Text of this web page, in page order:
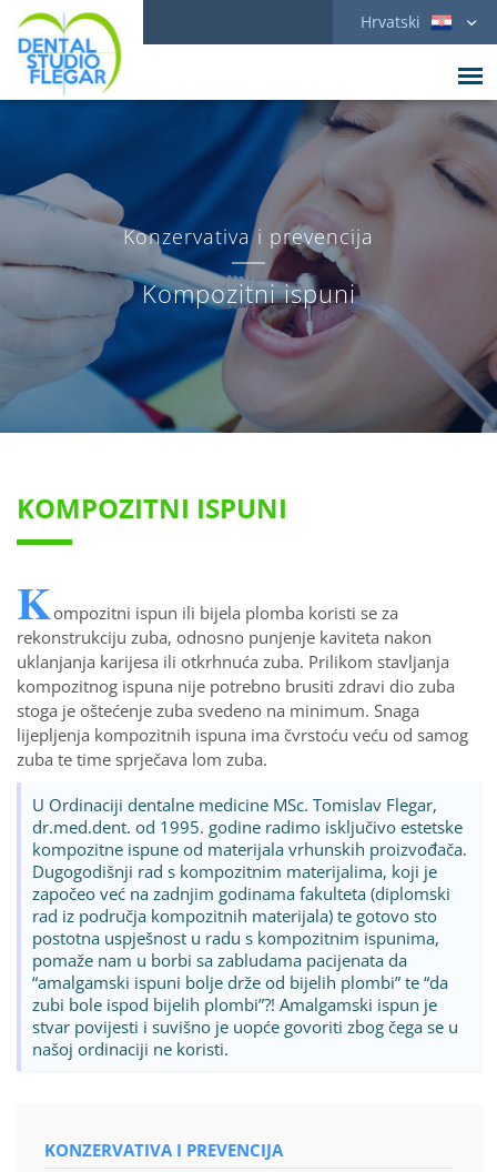
Hrvatski
Konzervativa i prevencija
Kompozitni ispuni
KOMPOZITNI ISPUNI
Kompozitni ispun ili bijela plomba koristi se za
rekonstrukciju zuba, odnosno punjenje kaviteta nakon
uklanjanja karijesa ili otkrhnuća zuba. Prilikom stavljanja
kompozitnog ispuna nije potrebno brusiti zdravi dio zuba
stoga je oštećenje zuba svedeno na minimum. Snaga
lijepljenja kompozitnih ispuna ima čvrstoću veću od samog
zuba te time sprječava lom zuba.
U Ordinaciji dentalne medicine MSc. Tomislav Flegar,
dr.med.dent. od 1995. godine radimo isključivo estetske
kompozitne ispune od materijala vrhunskih proizvođača.
Dugogodišnji rad s kompozitnim materijalima, koji je
započeo već na zadnjim godinama fakulteta (diplomski
rad iz područja kompozitnih materijala) te gotovo sto
postotna uspješnost u radu s kompozitnim ispunima,
pomaže nam u borbi sa zabludama pacijenata da
“amalgamski ispuni bolje drže od bijelih plombi” te “da
zubi bole ispod bijelih plombi”?! Amalgamski ispun je
stvar povijesti i suvišno je uopće govoriti zbog čega se u
našoj ordinaciji ne koristi.
KONZERVATIVA I PREVENCIJA